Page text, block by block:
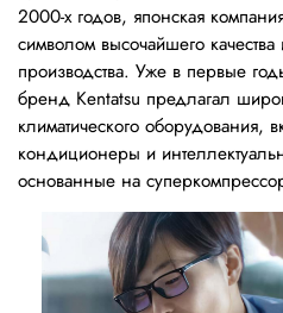
2000-х годов, японская
символом высочайшего качества
производства. Уже в первые
бренд Kentatsu предлагал
климатического оборудования,
кондиционеры и
основанные на